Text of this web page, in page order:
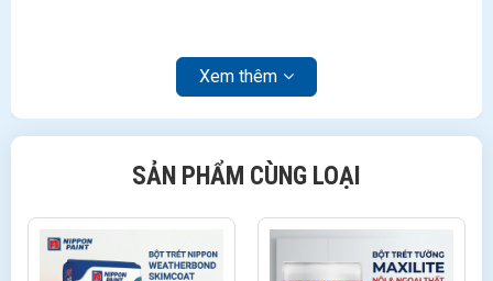
Xem thêm
SẢN PHẨM CÙNG LOẠI